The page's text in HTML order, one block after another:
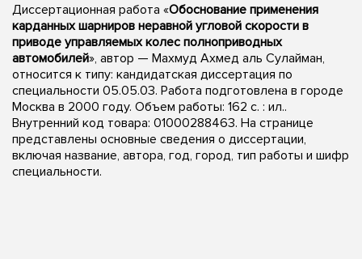
Диссертационная работа «Обоснование применения
карданных шарниров неравной угловой скорости в
приводе управляемых колес полноприводных
автомобилей», автор — Махмуд Ахмед аль Сулайман,
относится к типу: кандидатская диссертация по
специальности 05.05.03. Работа подготовлена в городе
Москва в 2000 году. Объем работы: 162 с. : ил..
Внутренний код товара: 01000288463. На странице
представлены основные сведения о диссертации,
включая название, автора, год, город, тип работы и шифр
специальности.